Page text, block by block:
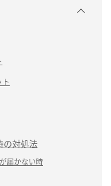
の対処法
届かない時